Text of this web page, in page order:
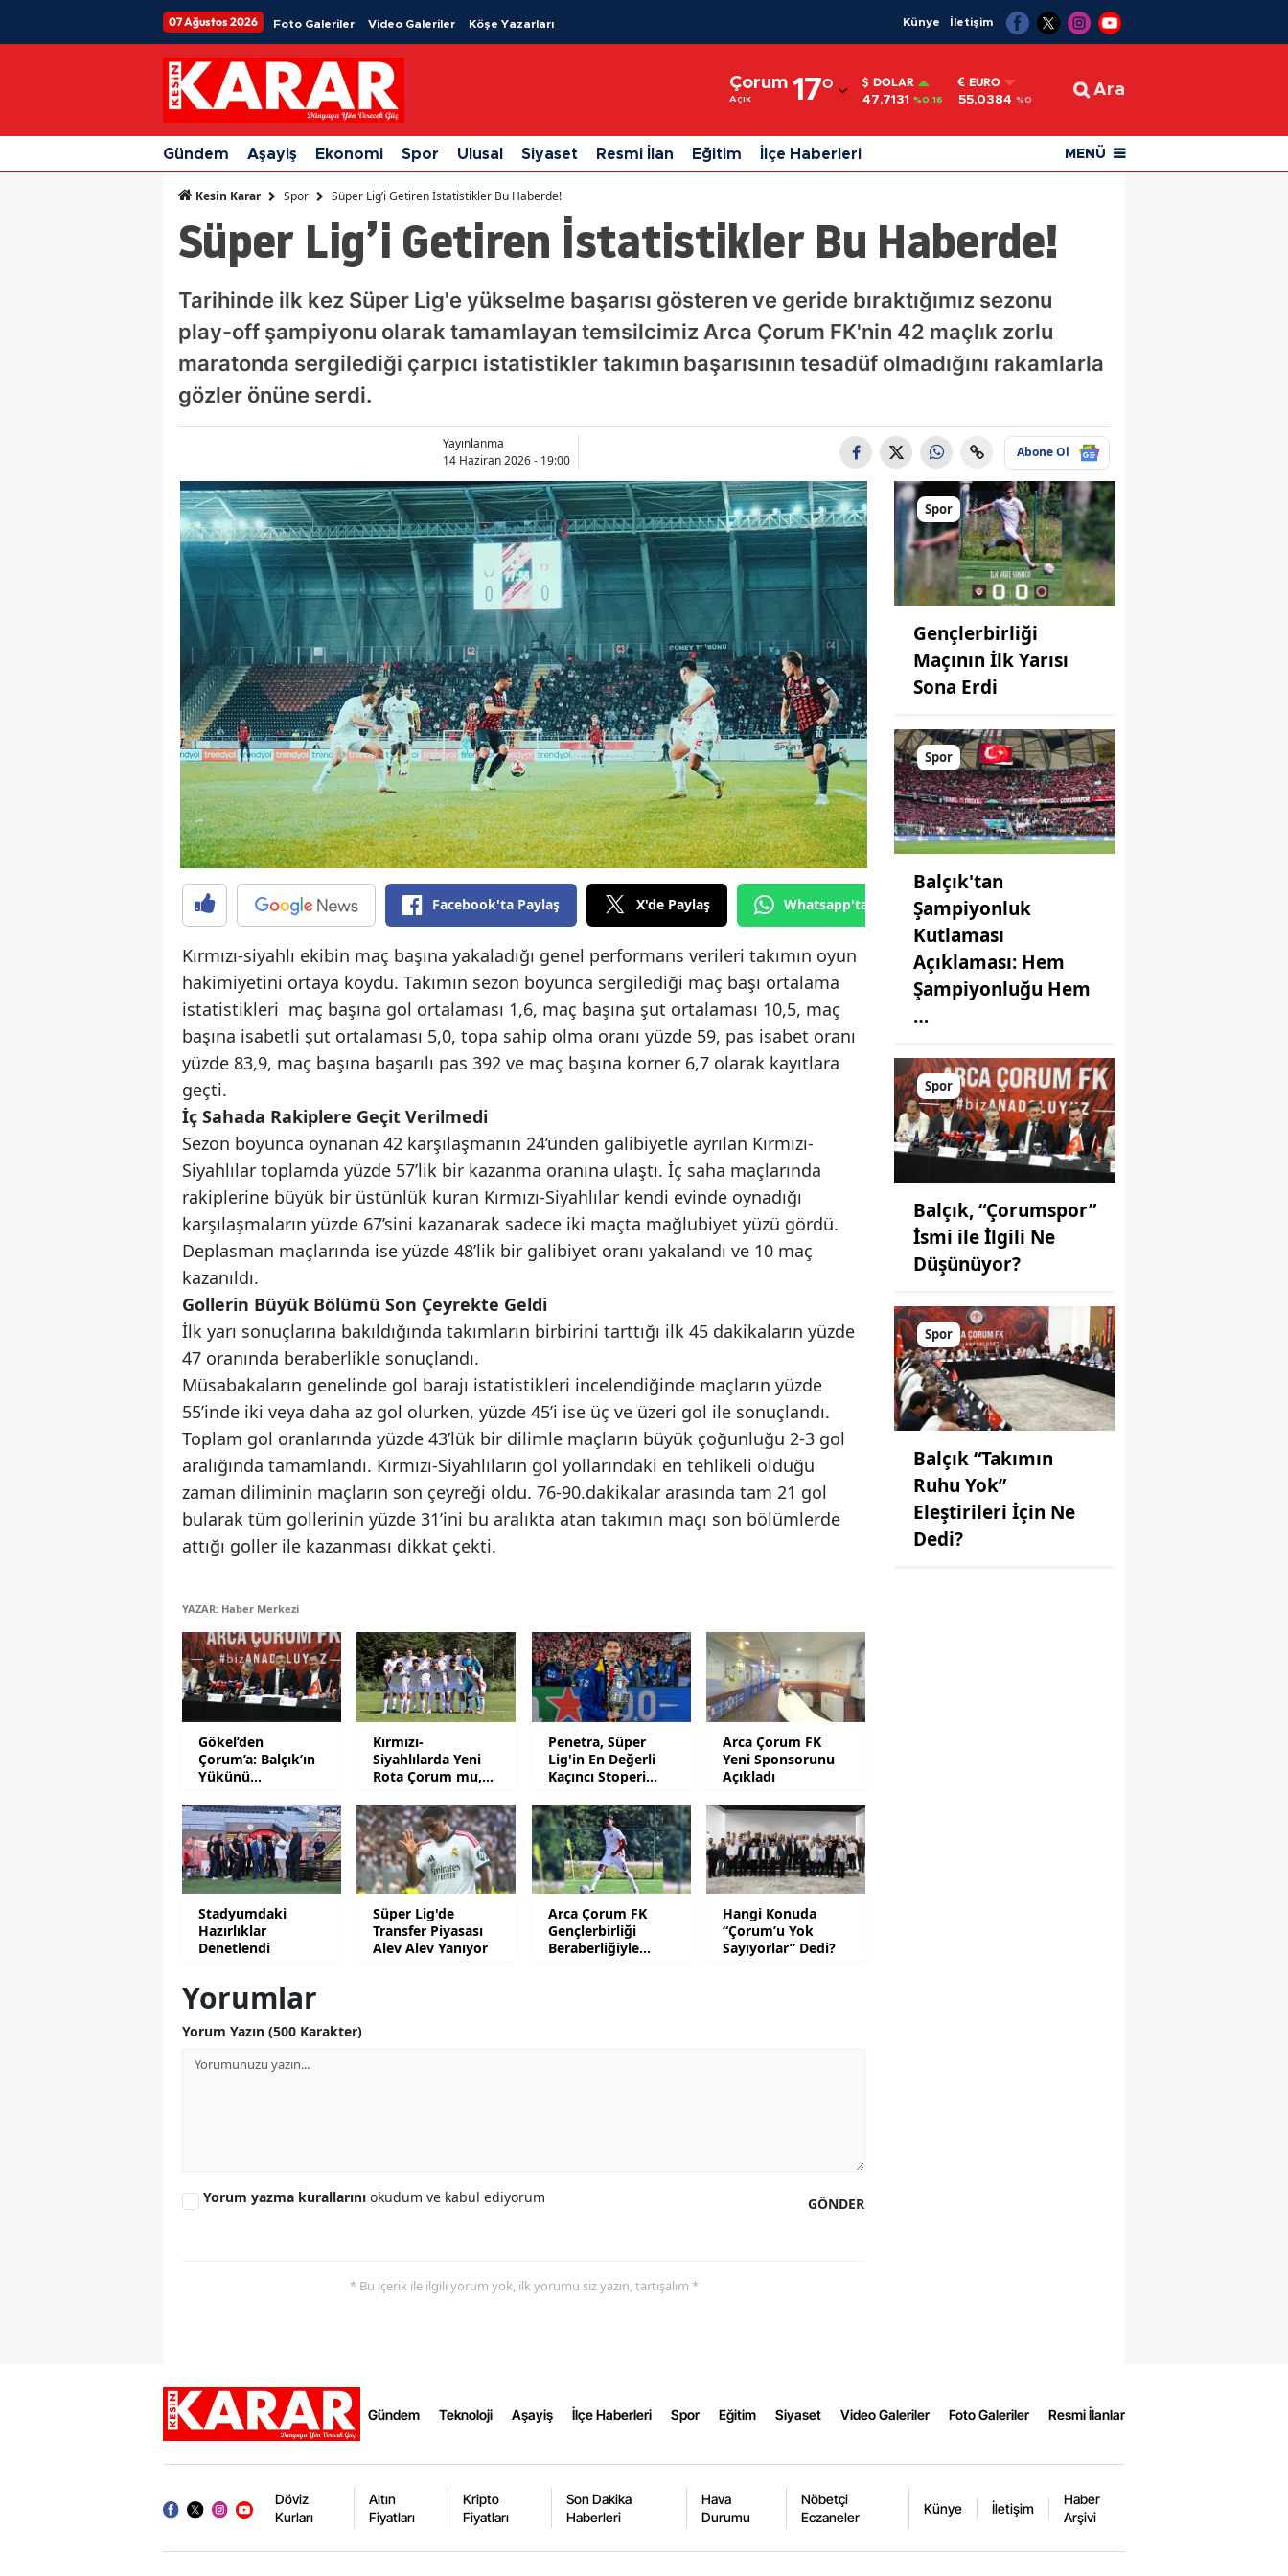
07 Ağustos 2026 Foto Galeriler Video Galeriler Köşe Yazarları Künye İletişim
Çorum
Açık 17°
Adıyaman
Afyonkarahisar
Ağrı
Ankara
Antalya
Artvin
Aydın
Bingöl
Bitlis
Bolu
Bursa
Çanakkale
Çankırı
Çorum
Denizli
Diyarbakır
Edirne
Elazığ
Erzincan
Erzurum
Eskişehir
Gaziantep
Hakkari
Hatay
İzmir
Kars
Kastamonu
Kayseri
Kocaeli
Konya
Kütahya
Malatya
Manisa
Kahramanmaraş
Mardin
Muğla
Muş
Trabzon
Şanlıurfa
DOLAR
47,7131 %0.16
EURO
55,0384 %0
Ara
Gündem Aşayiş Ekonomi Spor Ulusal Siyaset Resmi İlan Eğitim İlçe Haberleri MENÜ
Kesin Karar Spor Süper Lig’i Getiren İstatistikler Bu Haberde!
Süper Lig’i Getiren İstatistikler Bu Haberde!
Tarihinde ilk kez Süper Lig'e yükselme başarısı gösteren ve geride bıraktığımız sezonu
play-off şampiyonu olarak tamamlayan temsilcimiz Arca Çorum FK'nin 42 maçlık zorlu
maratonda sergilediği çarpıcı istatistikler takımın başarısının tesadüf olmadığını rakamlarla
gözler önüne serdi.
Yayınlanma
14 Haziran 2026 - 19:00
Abone Ol
Facebook'ta Paylaş X'de Paylaş Whatsapp'tan Gönder
Kırmızı-siyahlı ekibin maç başına yakaladığı genel performans verileri takımın oyun
hakimiyetini ortaya koydu. Takımın sezon boyunca sergilediği maç başı ortalama
istatistikleri maç başına gol ortalaması 1,6, maç başına şut ortalaması 10,5, maç
başına isabetli şut ortalaması 5,0, topa sahip olma oranı yüzde 59, pas isabet oranı
yüzde 83,9, maç başına başarılı pas 392 ve maç başına korner 6,7 olarak kayıtlara
geçti.
İç Sahada Rakiplere Geçit Verilmedi
Sezon boyunca oynanan 42 karşılaşmanın 24’ünden galibiyetle ayrılan Kırmızı-
Siyahlılar toplamda yüzde 57’lik bir kazanma oranına ulaştı. İç saha maçlarında
rakiplerine büyük bir üstünlük kuran Kırmızı-Siyahlılar kendi evinde oynadığı
karşılaşmaların yüzde 67’sini kazanarak sadece iki maçta mağlubiyet yüzü gördü.
Deplasman maçlarında ise yüzde 48’lik bir galibiyet oranı yakalandı ve 10 maç
kazanıldı.
Gollerin Büyük Bölümü Son Çeyrekte Geldi
İlk yarı sonuçlarına bakıldığında takımların birbirini tarttığı ilk 45 dakikaların yüzde
47 oranında beraberlikle sonuçlandı.
Müsabakaların genelinde gol barajı istatistikleri incelendiğinde maçların yüzde
55’inde iki veya daha az gol olurken, yüzde 45’i ise üç ve üzeri gol ile sonuçlandı.
Toplam gol oranlarında yüzde 43’lük bir dilimle maçların büyük çoğunluğu 2-3 gol
aralığında tamamlandı. Kırmızı-Siyahlıların gol yollarındaki en tehlikeli olduğu
zaman diliminin maçların son çeyreği oldu. 76-90.dakikalar arasında tam 21 gol
bularak tüm gollerinin yüzde 31’ini bu aralıkta atan takımın maçı son bölümlerde
attığı goller ile kazanması dikkat çekti.
YAZAR: Haber Merkezi
Gökel’den
Çorum’a: Balçık’ın
Yükünü
Kırmızı-
Siyahlılarda Yeni
Rota Çorum mu,
Penetra, Süper
Lig'in En Değerli
Kaçıncı Stoperi
Arca Çorum FK
Yeni Sponsorunu
Açıkladı
Stadyumdaki
Hazırlıklar
Denetlendi
Süper Lig'de
Transfer Piyasası
Alev Alev Yanıyor
Arca Çorum FK
Gençlerbirliği
Beraberliğiyle
Hangi Konuda
“Çorum’u Yok
Sayıyorlar” Dedi?
Yorumlar
Yorum Yazın (500 Karakter)
GÖNDER
Yorum yazma kurallarını okudum ve kabul ediyorum
* Bu içerik ile ilgili yorum yok, ilk yorumu siz yazın, tartışalım *
Spor
Gençlerbirliği
Maçının İlk Yarısı
Sona Erdi
Spor
Balçık'tan
Şampiyonluk
Kutlaması
Açıklaması: Hem
Şampiyonluğu Hem
…
Spor
Balçık, “Çorumspor”
İsmi ile İlgili Ne
Düşünüyor?
Spor
Balçık “Takımın
Ruhu Yok”
Eleştirileri İçin Ne
Dedi?
Gündem Teknoloji Aşayiş İlçe Haberleri Spor Eğitim Siyaset Video Galeriler Foto Galeriler Resmi İlanlar
Döviz
Kurları
Altın
Fiyatları
Kripto
Fiyatları
Son Dakika
Haberleri
Hava
Durumu
Nöbetçi
Eczaneler
Künye İletişim
Haber
Arşivi